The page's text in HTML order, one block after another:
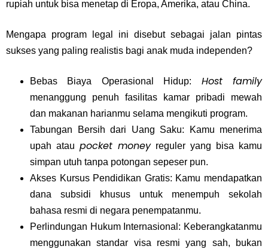
rupiah untuk bisa menetap di Eropa, Amerika, atau China.
Mengapa program legal ini disebut sebagai jalan pintas
sukses yang paling realistis bagi anak muda independen?
Bebas Biaya Operasional Hidup: Host family
menanggung penuh fasilitas kamar pribadi mewah
dan makanan harianmu selama mengikuti program.
Tabungan Bersih dari Uang Saku: Kamu menerima
upah atau pocket moneyreguler yang bisa kamu
simpan utuh tanpa potongan sepeser pun.
Akses Kursus Pendidikan Gratis: Kamu mendapatkan
dana subsidi khusus untuk menempuh sekolah
bahasa resmi di negara penempatanmu.
Perlindungan Hukum Internasional: Keberangkatanmu
menggunakan standar visa resmi yang sah, bukan